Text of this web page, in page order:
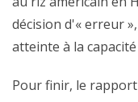
décision d'« erreur
atteinte à la
Pour finir, le